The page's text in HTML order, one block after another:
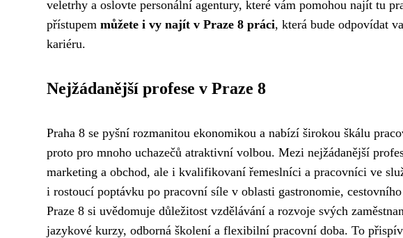
veletrhy a oslovte personální agentury, které vám pomohou najít tu
přístupem můžete i vy najít v Praze 8 práci, která bude odpovídat
kariéru.
Nejžádanější profese v Praze 8
Praha 8 se pyšní rozmanitou ekonomikou a nabízí širokou škálu
proto pro mnoho uchazečů atraktivní volbou. Mezi nejžádanější
marketing a obchod, ale i kvalifikovaní řemeslníci a pracovníci ve
i rostoucí poptávku po pracovní síle v oblasti gastronomie,
Praze 8 si uvědomuje důležitost vzdělávání a rozvoje svých
jazykové kurzy, odborná školení a flexibilní pracovní doba. To